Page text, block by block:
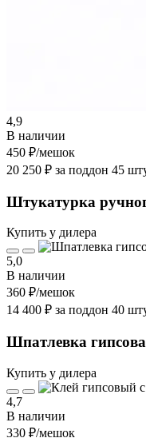
4,9
В наличии
450 ₽/мешок
20 250 ₽ за поддон 45
Штукатурка
Купить у дилера
5,0
В наличии
360 ₽/мешок
14 400 ₽ за поддон 40
Шпатлевка
Купить у дилера
4,7
В наличии
330 ₽/мешок